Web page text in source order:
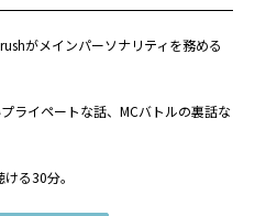
がメインパーソナリティを務める
ライペートな話、MCバトルの裏話な
る30分。